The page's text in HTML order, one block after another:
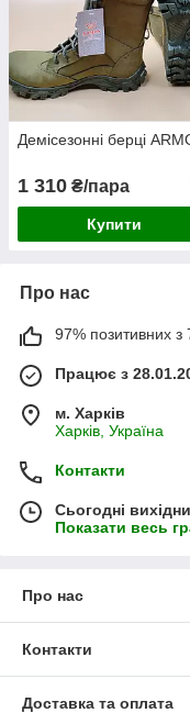
Демісезонні берці
1 310 ₴/пара
Купити
Про нас
97% позитивних з
Працює з
м. Харків
Харків, Україна
Контакти
Сьогодні
Показати весь
Про нас
Контакти
Доставка та оплата